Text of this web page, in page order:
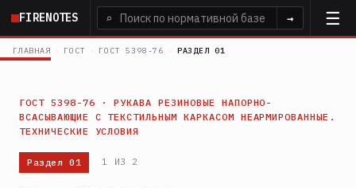
Перейти
основному
FIRENOTES ⌕ →
ГЛАВНАЯ › ГОСТ › ГОСТ 5398-76 › РАЗДЕЛ 01
ГОСТ 5398-76 · РУКАВА РЕЗИНОВЫЕ НАПОРНО-
ВСАСЫВАЮЩИЕ С ТЕКСТИЛЬНЫМ КАРКАСОМ НЕАРМИРОВАННЫЕ.
ТЕХНИЧЕСКИЕ УСЛОВИЯ
Раздел 01 1 ИЗ 2